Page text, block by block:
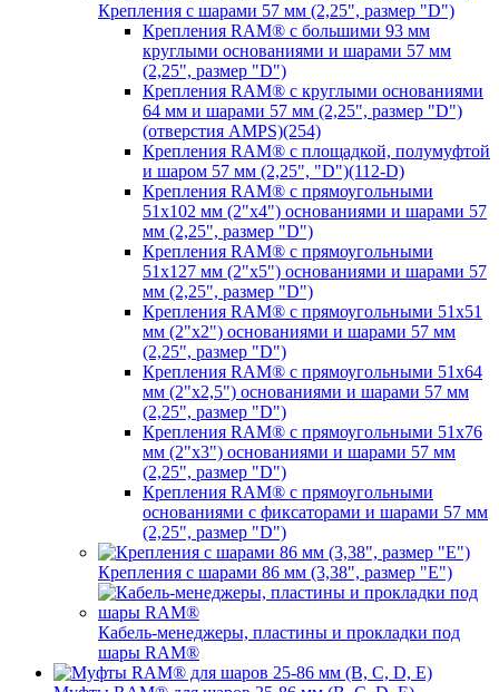
Крепления с шарами 57 мм (2,25", размер "D")
Крепления RAM® с большими 93 мм
круглыми основаниями и шарами 57 мм
(2,25", размер "D")
Крепления RAM® с круглыми основаниями
64 мм и шарами 57 мм (2,25", размер "D")
(отверстия AMPS)(254)
Крепления RAM® с площадкой, полумуфтой
и шаром 57 мм (2,25", "D")(112-D)
Крепления RAM® с прямоугольными
51х102 мм (2"х4") основаниями и шарами 57
мм (2,25", размер "D")
Крепления RAM® с прямоугольными
51х127 мм (2"х5") основаниями и шарами 57
мм (2,25", размер "D")
Крепления RAM® с прямоугольными 51х51
мм (2"х2") основаниями и шарами 57 мм
(2,25", размер "D")
Крепления RAM® с прямоугольными 51х64
мм (2"х2,5") основаниями и шарами 57 мм
(2,25", размер "D")
Крепления RAM® с прямоугольными 51х76
мм (2"х3") основаниями и шарами 57 мм
(2,25", размер "D")
Крепления RAM® с прямоугольными
основаниями с фиксаторами и шарами 57 мм
(2,25", размер "D")
Крепления с шарами 86 мм (3,38", размер "E")
Кабель-менеджеры, пластины и прокладки под
шары RAM®